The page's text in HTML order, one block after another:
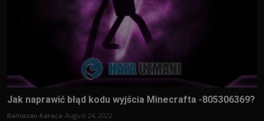
Jak naprawić błąd kodu wyjścia Minecrafta -805306369?
Ramazan Karaca August 24, 2022